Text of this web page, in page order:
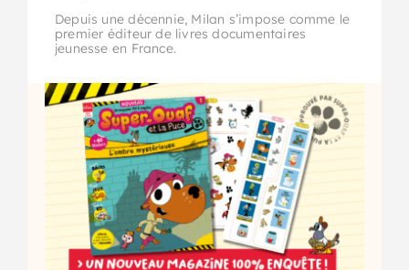
Depuis une décennie, Milan s’impose comme le
premier éditeur de livres documentaires
jeunesse en France.